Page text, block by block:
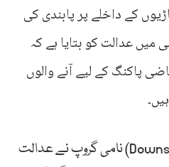
کے داخلے پر پابندی کی
عدالت کو بتایا ہے کہ
پاکنگ کے لیے آنے والوں
ڈاؤنز فار پیپل (Downs For People) نامی گروپ نے عدالت